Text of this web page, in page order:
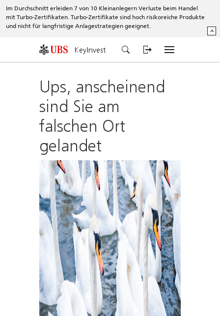
Im Durchschnitt erleiden 7 von 10 Kleinanlegern Verluste beim Handel
mit Turbo-Zertifikaten. Turbo-Zertifikate sind hoch risikoreiche Produkte
und nicht für langfristige Anlagestrategien geeignet.
^
KeyInvest
Ups, anscheinend
sind Sie am
falschen Ort
gelandet